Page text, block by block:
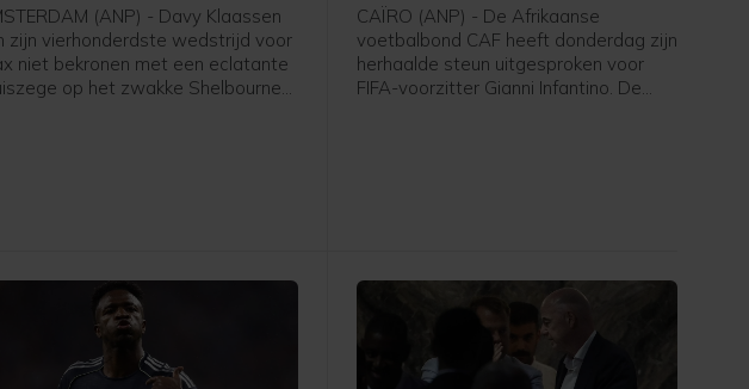
(ANP) - Davy Klaassen
zijn vierhonderdste wedstrijd voor
niet bekronen met een eclatante
op het zwakke Shelbourne
CAÏRO (ANP) - De Afrikaanse
voetbalbond CAF heeft donderdag zijn
herhaalde steun uitgesproken voor
FIFA-voorzitter Gianni Infantino. De